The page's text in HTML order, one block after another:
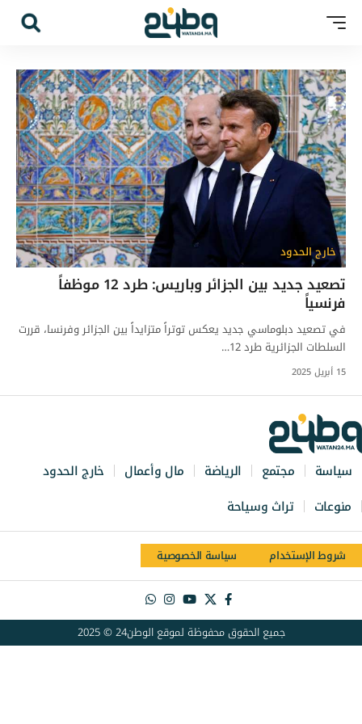
خارج الحدود
تصعيد جديد بين الجزائر وباريس: طرد 12 موظفاً
فرنسياً
في تصعيد دبلوماسي جديد يعكس توتراً متزايداً بين الجزائر وفرنسا، قررت
السلطات الجزائرية طرد 12…
15 أبريل 2025
سياسة مجتمع الرياضة مال وأعمال
خارج الحدود
منوعات
تراث وسياحة
شروط الإستخدام سياسة الخصوصية
جميع الحقوق محفوظة لموقع الوطن24 © 2025